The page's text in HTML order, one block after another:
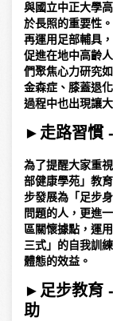
與國立中正大學
於長照的重要性
再運用足部輔具
促進在地中高齡
們聚焦心力研究
金森症、膝蓋退
過程中也出現讓
► 走路習慣
為了提醒大家重
部健康學苑」教
步發展為「足步
問題的人，更進
區關懷據點，運
三式」的自我訓
體態的效益。
► 足步教育
助